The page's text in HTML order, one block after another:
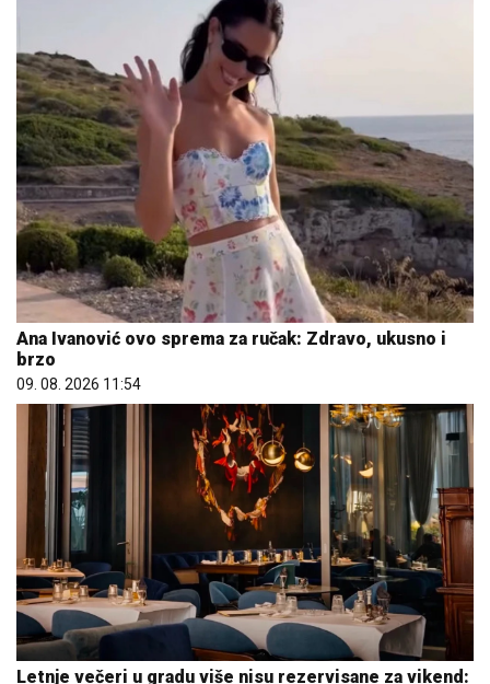
Ana Ivanović ovo sprema za ručak: Zdravo, ukusno i
brzo
09. 08. 2026 11:54
Letnje večeri u gradu više nisu rezervisane za vikend: